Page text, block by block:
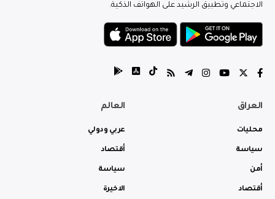
الاجتماعي وتطبيق الرشيد على الهواتف الذكية.
العراق
محليات
سياسة
أمن
أقتصاد
العالم
عربي ودولي
أقتصاد
سياسة
الاخيرة